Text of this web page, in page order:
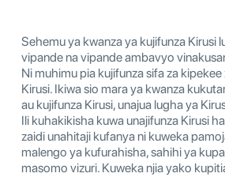
Sehemu ya kwanza ya kujifunza Kirusi
vipande na vipande ambavyo
Ni muhimu pia kujifunza sifa za
Kirusi. Ikiwa sio mara ya kwanza
au kujifunza Kirusi, unajua lugha ya
Ili kuhakikisha kuwa unajifunza Kirusi
zaidi unahitaji kufanya ni kuweka
malengo ya kufurahisha, sahihi ya
masomo vizuri. Kuweka njia yako